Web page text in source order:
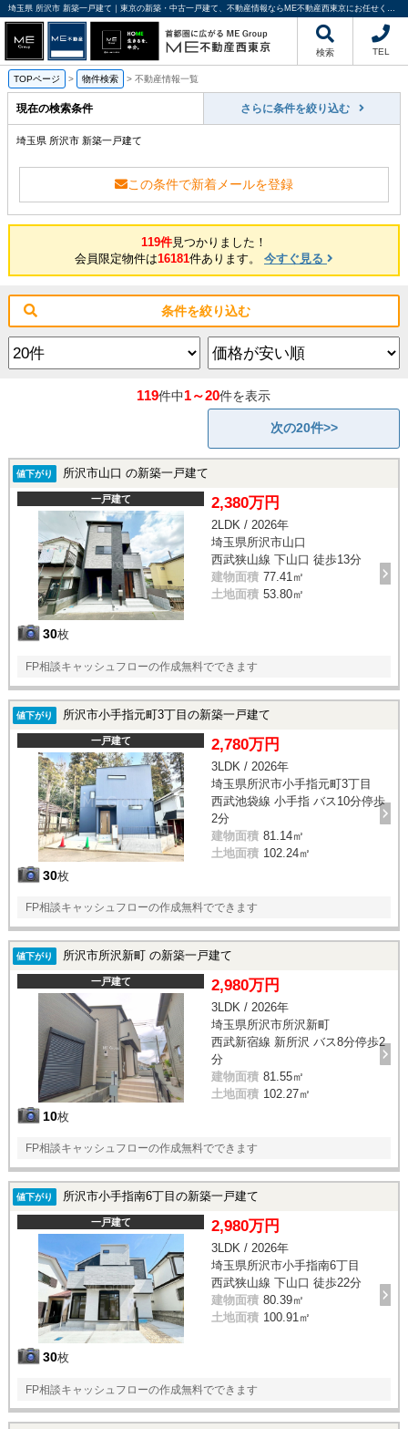
埼玉県 所沢市 新築一戸建て｜東京の新築・中古一戸建て、不動産情報ならME不動産西東京にお任せください
検索 TEL
TOPページ > 物件検索 > 不動産情報一覧
現在の検索条件 さらに条件を絞り込む
埼玉県 所沢市 新築一戸建て
この条件で新着メールを登録
119件見つかりました！
会員限定物件は16181件あります。 今すぐ見る
条件を絞り込む
119件中1～20件を表示
次の20件>>
値下がり 所沢市山口 の新築一戸建て
一戸建て
30枚
2,380万円
2LDK / 2026年
埼玉県所沢市山口
西武狭山線 下山口 徒歩13分
建物面積 77.41㎡
土地面積 53.80㎡
FP相談キャッシュフローの作成無料でできます
値下がり 所沢市小手指元町3丁目の新築一戸建て
一戸建て
30枚
2,780万円
3LDK / 2026年
埼玉県所沢市小手指元町3丁目
西武池袋線 小手指 バス10分停歩
2分
建物面積 81.14㎡
土地面積 102.24㎡
FP相談キャッシュフローの作成無料でできます
値下がり 所沢市所沢新町 の新築一戸建て
一戸建て
10枚
2,980万円
3LDK / 2026年
埼玉県所沢市所沢新町
西武新宿線 新所沢 バス8分停歩2
分
建物面積 81.55㎡
土地面積 102.27㎡
FP相談キャッシュフローの作成無料でできます
値下がり 所沢市小手指南6丁目の新築一戸建て
一戸建て
30枚
2,980万円
3LDK / 2026年
埼玉県所沢市小手指南6丁目
西武狭山線 下山口 徒歩22分
建物面積 80.39㎡
土地面積 100.91㎡
FP相談キャッシュフローの作成無料でできます